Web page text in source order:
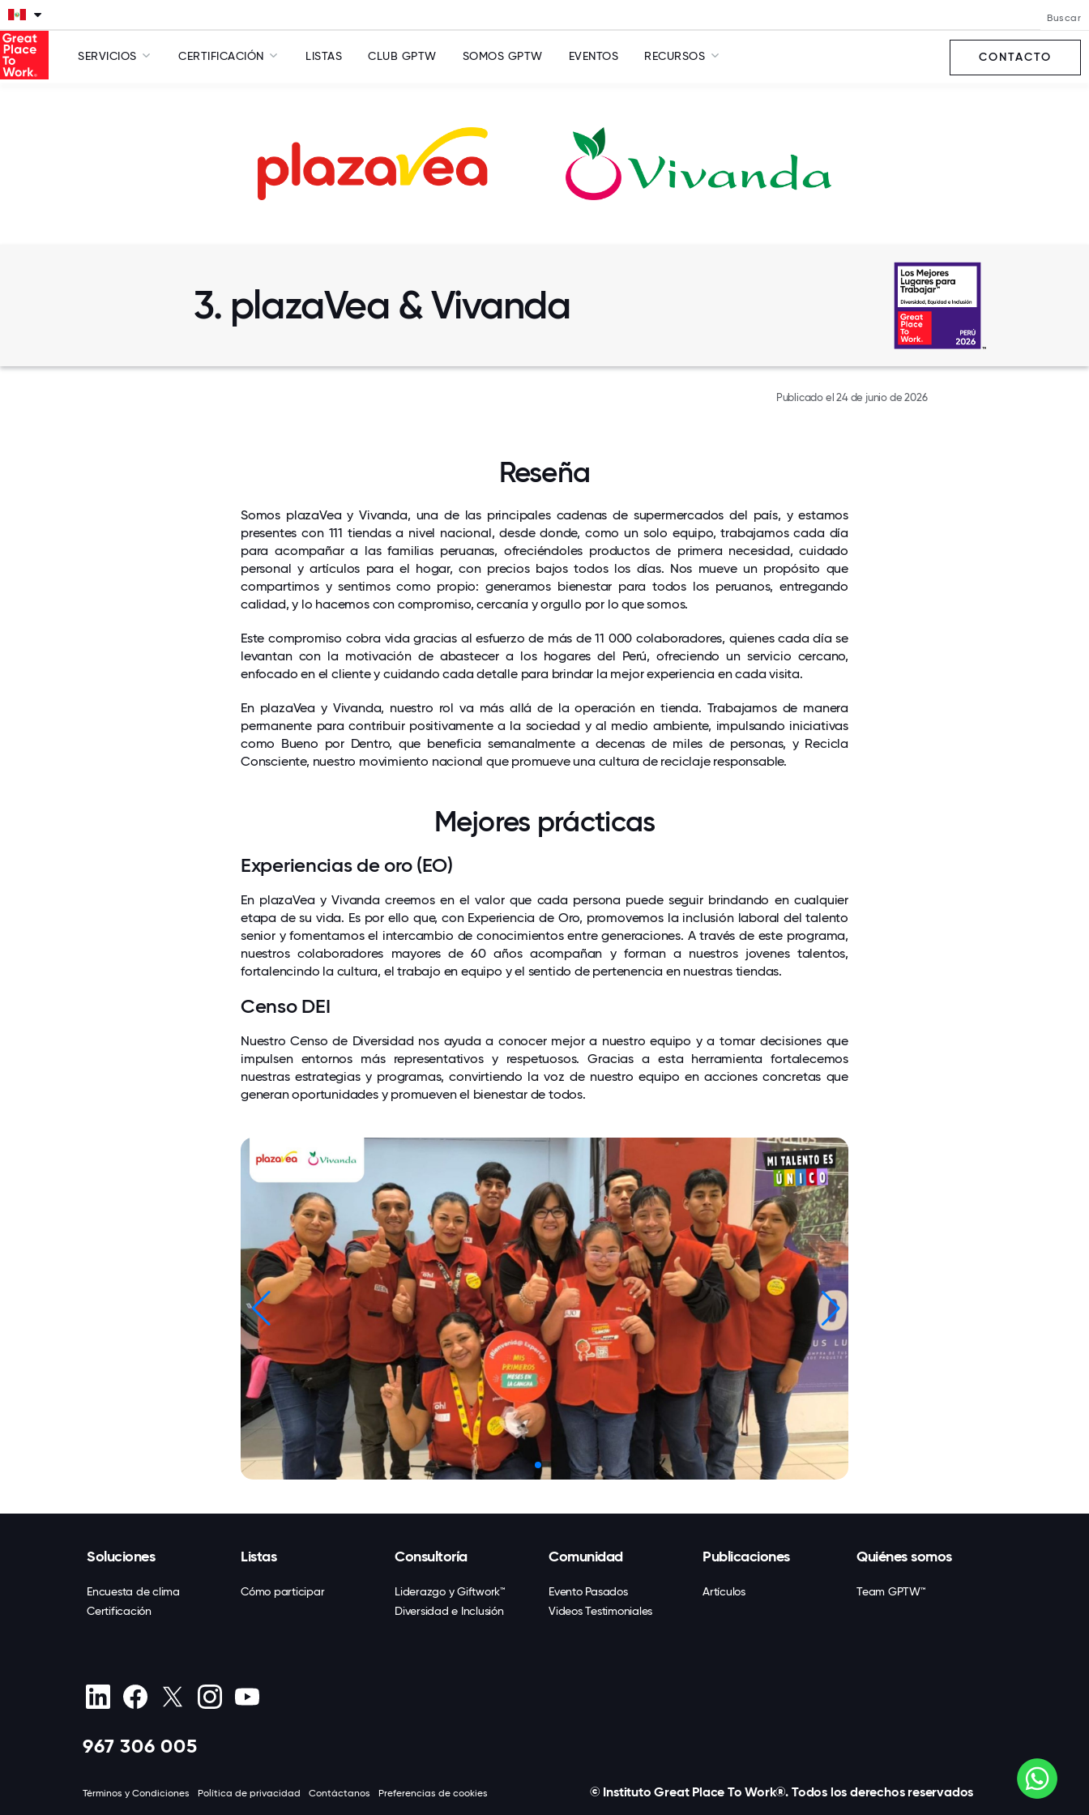
Buscar
SERVICIOS CERTIFICACIÓN LISTAS CLUB GPTW SOMOS GPTW EVENTOS RECURSOS CONTACTO
3. plazaVea & Vivanda
Publicado el 24 de junio de 2026
Reseña
Somos plazaVea y Vivanda, una de las principales cadenas de supermercados del país, y estamos
presentes con 111 tiendas a nivel nacional, desde donde, como un solo equipo, trabajamos cada día
para acompañar a las familias peruanas, ofreciéndoles productos de primera necesidad, cuidado
personal y artículos para el hogar, con precios bajos todos los días. Nos mueve un propósito que
compartimos y sentimos como propio: generamos bienestar para todos los peruanos, entregando
calidad, y lo hacemos con compromiso, cercanía y orgullo por lo que somos.
Este compromiso cobra vida gracias al esfuerzo de más de 11 000 colaboradores, quienes cada día se
levantan con la motivación de abastecer a los hogares del Perú, ofreciendo un servicio cercano,
enfocado en el cliente y cuidando cada detalle para brindar la mejor experiencia en cada visita.
En plazaVea y Vivanda, nuestro rol va más allá de la operación en tienda. Trabajamos de manera
permanente para contribuir positivamente a la sociedad y al medio ambiente, impulsando iniciativas
como Bueno por Dentro, que beneficia semanalmente a decenas de miles de personas, y Recicla
Consciente, nuestro movimiento nacional que promueve una cultura de reciclaje responsable.
Mejores prácticas
Experiencias de oro (EO)
En plazaVea y Vivanda creemos en el valor que cada persona puede seguir brindando en cualquier
etapa de su vida. Es por ello que, con Experiencia de Oro, promovemos la inclusión laboral del talento
senior y fomentamos el intercambio de conocimientos entre generaciones. A través de este programa,
nuestros colaboradores mayores de 60 años acompañan y forman a nuestros jovenes talentos,
fortalencindo la cultura, el trabajo en equipo y el sentido de pertenencia en nuestras tiendas.
Censo DEI
Nuestro Censo de Diversidad nos ayuda a conocer mejor a nuestro equipo y a tomar decisiones que
impulsen entornos más representativos y respetuosos. Gracias a esta herramienta fortalecemos
nuestras estrategias y programas, convirtiendo la voz de nuestro equipo en acciones concretas que
generan oportunidades y promueven el bienestar de todos.
Soluciones
Encuesta de clima
Certificación
Listas
Cómo participar
Consultoría
Liderazgo y Giftwork™
Diversidad e Inclusión
Comunidad
Evento Pasados
Videos Testimoniales
Publicaciones
Artículos
Quiénes somos
Team GPTW™
967 306 005
Términos y Condiciones Política de privacidad Contáctanos Preferencias de cookies © Instituto Great Place To Work®. Todos los derechos reservados